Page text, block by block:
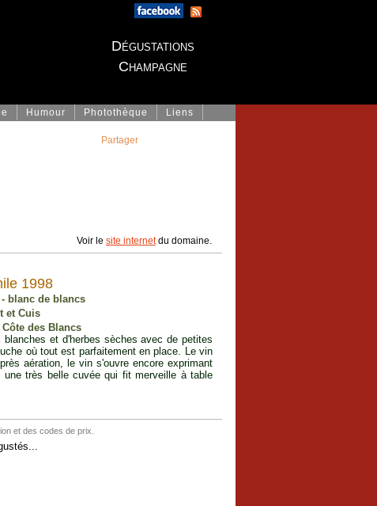
Dégustations
Champagne
Humour Photothèque Liens
Voir le site internetdu domaine.
1998
blanc de blancs
et Cuis
des Blancs
et d'herbes sèches avec de petites
où tout est parfaitement en place. Le vin
aération, le vin s'ouvre encore exprimant
très belle cuvée qui fit merveille à table
et des codes de prix.
Partager